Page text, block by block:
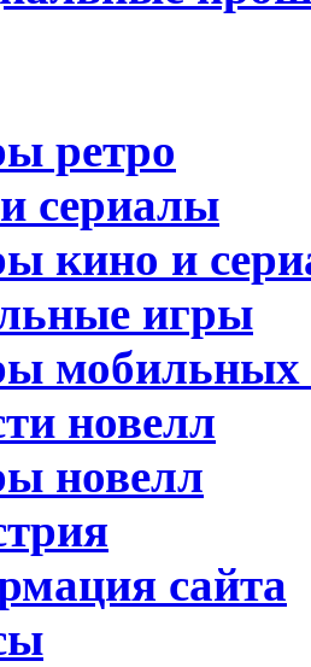
ретро
сериалы
кино и
игры
мобильных
новелл
новелл
сайта